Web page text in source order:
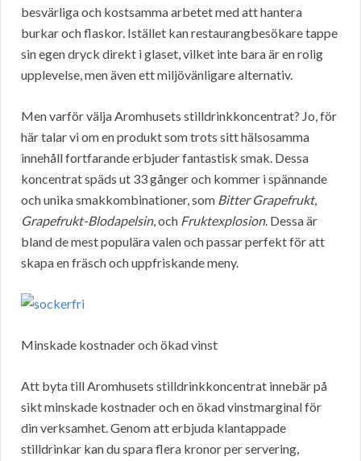
besvärliga och kostsamma arbetet med att hantera
burkar och flaskor. Istället kan restaurangbesökare tappe
sin egen dryck direkt i glaset, vilket inte bara är en rolig
upplevelse, men även ett miljövänligare alternativ.
Men varför välja Aromhusets stilldrinkkoncentrat? Jo, för
här talar vi om en produkt som trots sitt hälsosamma
innehåll fortfarande erbjuder fantastisk smak. Dessa
koncentrat späds ut 33 gånger och kommer i spännande
och unika smakkombinationer, som Bitter Grapefrukt,
Grapefrukt-Blodapelsin, och Fruktexplosion. Dessa är
bland de mest populära valen och passar perfekt för att
skapa en fräsch och uppfriskande meny.
Minskade kostnader och ökad vinst
Att byta till Aromhusets stilldrinkkoncentrat innebär på
sikt minskade kostnader och en ökad vinstmarginal för
din verksamhet. Genom att erbjuda klantappade
stilldrinkar kan du spara flera kronor per servering,